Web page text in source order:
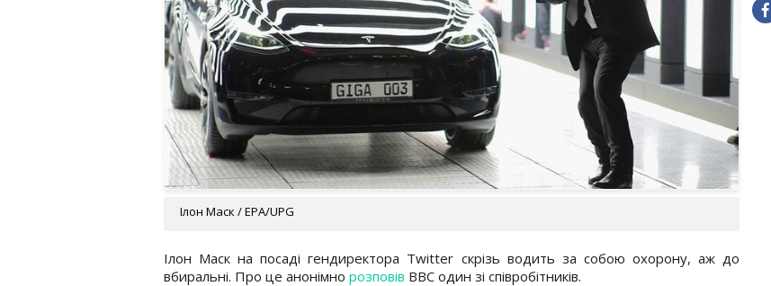
Ілон Маск / EPA/UPG
Ілон Маск на посаді гендиректора Twitter скрізь водить за собою охорону, аж до
вбиральні. Про це анонімно розповів ВВС один зі співробітників.